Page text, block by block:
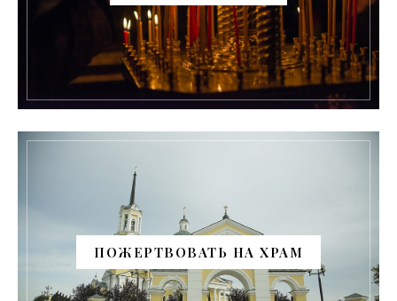
ПОЖЕРТВОВАТЬ НА ХРАМ